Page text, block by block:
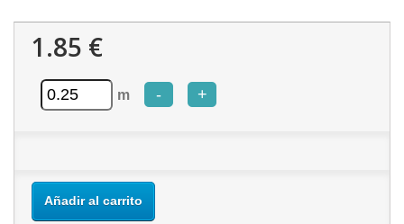
1.85 €
m - +
Añadir al carrito